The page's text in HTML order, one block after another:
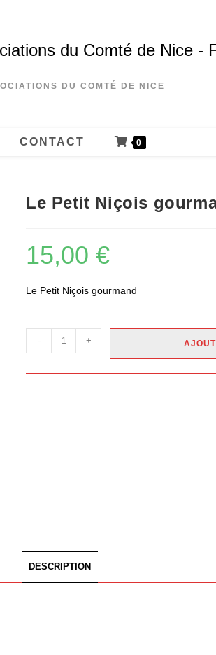
du Comté de Nice -
DU COMTÉ DE NICE
CONTACT 0
Le Petit Niçois
15,00 €
Le Petit Niçois gourmand
- +
DESCRIPTION